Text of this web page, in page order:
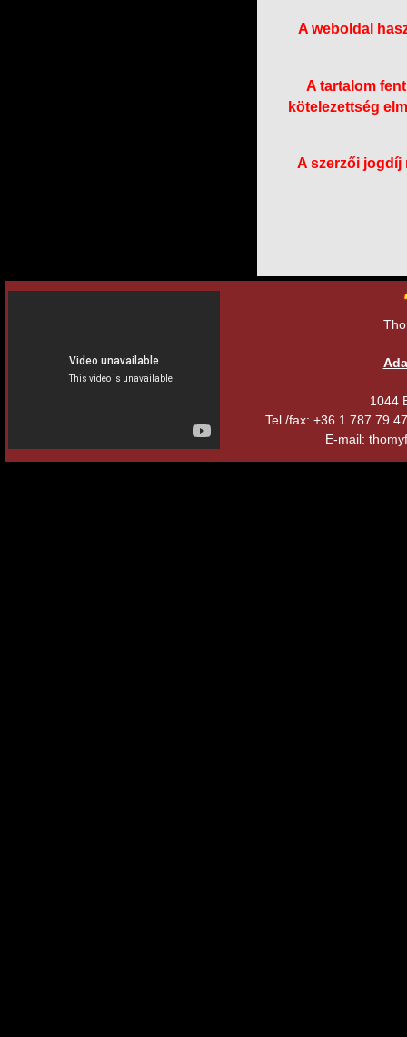
A weboldal
A tartalom
kötelezettség
A szerzői jogdíj
1044
Tel./fax: +36 1 787 79
E-mail: